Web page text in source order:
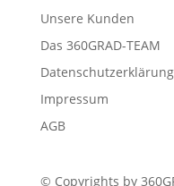
Unsere Kunden
Das 360GRAD-TEAM
Datenschutzerklärung
Impressum
AGB
© Copyrights by